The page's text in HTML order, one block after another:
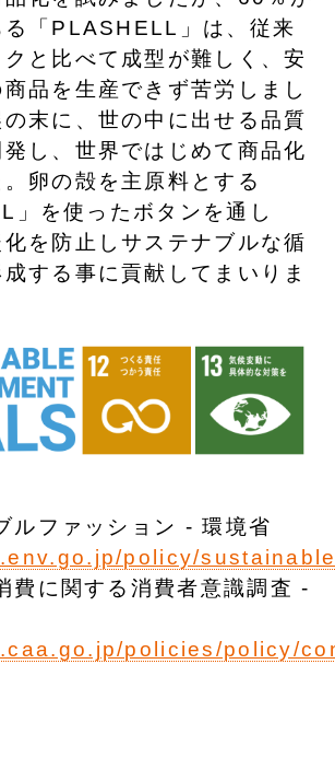
る「PLASHELL」は、従来
と比べて成型が難しく、安
品を生産できず苦労しまし
末に、世の中に出せる品質
し、世界ではじめて商品化
卵の殻を主原料とする
」を使ったボタンを通し
を防止しサステナブルな循
する事に貢献してまいりま
ルファッション - 環境省
policy/
費に関する消費者意識調査 -
policies/policy/